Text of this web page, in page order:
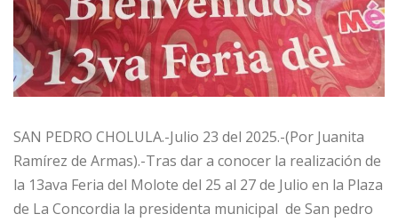
SAN PEDRO CHOLULA.-Julio 23 del 2025.-(Por Juanita
Ramírez de Armas).-Tras dar a conocer la realización de
la 13ava Feria del Molote del 25 al 27 de Julio en la Plaza
de La Concordia la presidenta municipal de San pedro